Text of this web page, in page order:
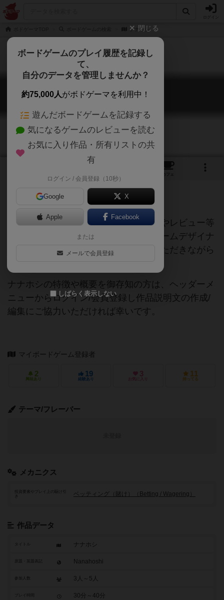
ナナホシ
ナナホシ
Nanahoshi
カフェ
ご協力ください
当サイトに掲載されている作品説明文やレビュー等
の情報は、ボドゲーマ運営事務局・ゲームデザイナ
ーご本人様・有志の皆様にご協力をいただきながら
ナナホシの特徴や概要を御存知の方は、ヘッダーメ
ニューからログイン/会員登録し作品説明文の作成/
編集にご協力いただければ幸いです。
マイボードゲーム登録者
2
興味あり
19
経験あり
3
お気に入り
11
持ってる
テーマ/フレーバー
メカニクス
投資要素やプレイ上の駆け引
き
ベッティング（賭け）（Betting / Wagering）
作品データ
タイトル ナナホシ
Nanahoshi
参加人数 3人～5人
30分～40分
閉じる
ボードゲームのプレイ履歴を記録し
て、
自分のデータを管理しませんか？
約75,000人がボドゲーマを利用中！
遊んだボードゲームを記録する
気になるゲームのレビューを読む
お気に入り作品・所有リストの共
有
ログイン / 会員登録（10秒）
Google X
Apple Facebook
または
メールで会員登録
しばらく表示しない